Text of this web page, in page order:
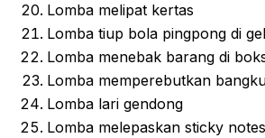
Lomba melipat kertas
Lomba tiup bola pingpong di
Lomba menebak barang di
Lomba memperebutkan
Lomba lari gendong
Lomba melepaskan sticky notes